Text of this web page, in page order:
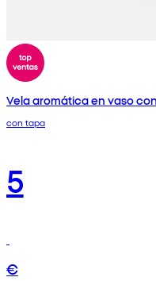
Vela aromática en vaso
con tapa
5
€